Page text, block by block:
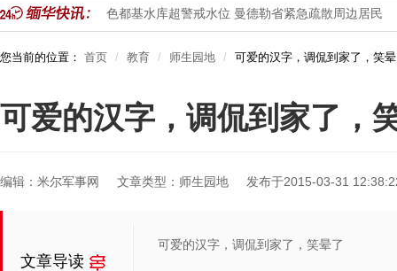
正式访问 色都基水库超警戒水位 曼德勒省紧急疏散周边居民
您当前的位置： 首页 教育 师生园地 可爱的汉字，调侃到家了，笑
可爱的汉字，调侃到家了，
编辑：米尔军事网 文章类型：师生园地 发布于2015-03-31
文章导读
可爱的汉字，调侃到家了，笑晕了